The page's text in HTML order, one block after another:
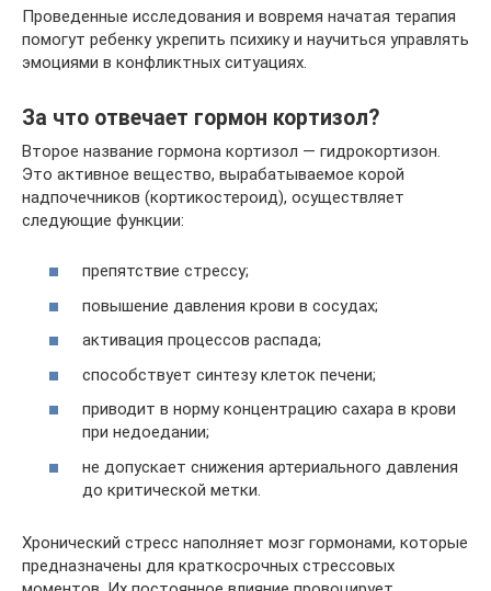
Проведенные исследования и вовремя начатая терапия
помогут ребенку укрепить психику и научиться управлять
эмоциями в конфликтных ситуациях.
За что отвечает гормон кортизол?
Второе название гормона кортизол — гидрокортизон.
Это активное вещество, вырабатываемое корой
надпочечников (кортикостероид), осуществляет
следующие функции:
препятствие стрессу;
повышение давления крови в сосудах;
активация процессов распада;
способствует синтезу клеток печени;
приводит в норму концентрацию сахара в крови
при недоедании;
не допускает снижения артериального давления
до критической метки.
Хронический стресс наполняет мозг гормонами, которые
предназначены для краткосрочных стрессовых